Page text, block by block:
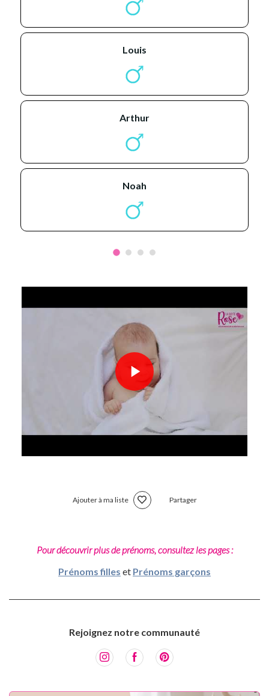
louis
arthur
noah
Ajouter à ma liste Partager
Pour découvrir plus de prénoms, consultez les pages :
Prénoms filles et Prénoms garçons
Rejoignez notre communauté